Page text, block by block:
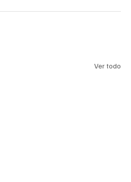
Ver todo